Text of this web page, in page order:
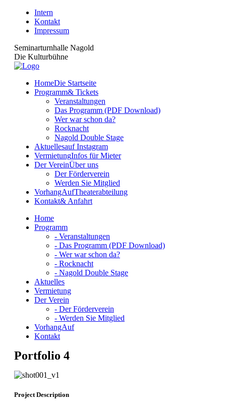
Intern
Kontakt
Impressum
Seminarturnhalle Nagold
Die Kulturbühne
HomeDie Startseite
Programm& Tickets
Veranstaltungen
Das Programm (PDF Download)
Wer war schon da?
Rocknacht
Nagold Double Stage
Aktuellesauf Instagram
VermietungInfos für Mieter
Der VereinÜber uns
Der Förderverein
Werden Sie Mitglied
VorhangAufTheaterabteilung
Kontakt& Anfahrt
Home
Programm
- Veranstaltungen
- Das Programm (PDF Download)
- Wer war schon da?
- Rocknacht
- Nagold Double Stage
Aktuelles
Vermietung
Der Verein
- Der Förderverein
- Werden Sie Mitglied
VorhangAuf
Kontakt
Portfolio 4
Project Description